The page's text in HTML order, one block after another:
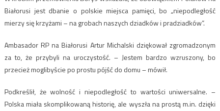
Białorusi jest dbanie o polskie miejsca pamięci, bo „niepodległość
mierzy się krzyżami – na grobach naszych dziadków i pradziadków”.
Ambasador RP na Białorusi Artur Michalski dziękował zgromadzonym
za to, że przybyli na uroczystość. – Jestem bardzo wzruszony, bo
przecież moglibyście po prostu pójść do domu – mówił.
Podkreślił, że wolność i niepodległość to wartości uniwersalne. –
Polska miała skomplikowaną historię, ale wyszła na prostą m.in. dzięki